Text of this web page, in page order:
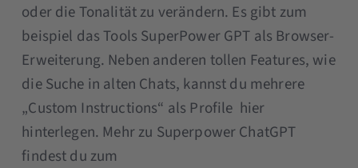
oder die Tonalität zu verändern. Es gibt zum
beispiel das Tools SuperPower GPT als Browser-
Erweiterung. Neben anderen tollen Features, wie
die Suche in alten Chats, kannst du mehrere
„Custom Instructions“ als Profile hier
hinterlegen. Mehr zu Superpower ChatGPT
findest du zum